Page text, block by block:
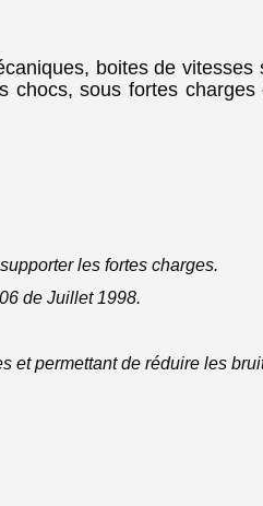
boites de vitesses
chocs, sous fortes
les fortes charges.
de Juillet 1998.
et permettant de réduire les